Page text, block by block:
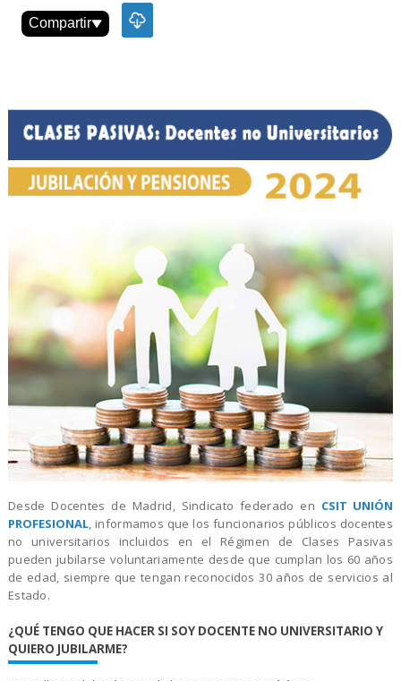
Compartir
Desde Docentes de Madrid, Sindicato federado en CSIT UNIÓN
PROFESIONAL, informamos que los funcionarios públicos docentes
no universitarios incluidos en el Régimen de Clases Pasivas
pueden jubilarse voluntariamente desde que cumplan los 60 años
de edad, siempre que tengan reconocidos 30 años de servicios al
Estado.
¿QUÉ TENGO QUE HACER SI SOY DOCENTE NO UNIVERSITARIO Y
QUIERO JUBILARME?